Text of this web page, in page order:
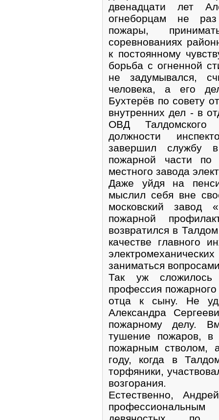
двенадцати лет
огнеборцам не
пожары,
соревнованиях
к постоянному
борьба с огненной
не задумывался,
человека, а его
Бухтерёв по совету
внутренних дел - в
ОВД Талдомского
должности
завершил службу
пожарной части по
местного завода
Даже уйдя на
мыслил себя вне
московский завод
пожарной
возвратился в
качестве главного
заниматься
Так уж
профессия
отца к сыну. Не
Александра
пожарному делу.
тушение пожаров, в
пожарным стволом,
году, когда в
торфяники,
возгорания.
Естественно,